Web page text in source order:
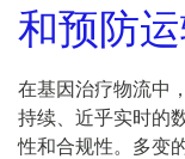
和预防
在基因治疗物流中
持续、近乎实时的
性和合规性。多变